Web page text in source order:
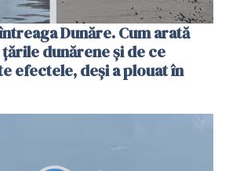
Dunăre. Cum arată
dunărene și de ce
efectele, deși a plouat în